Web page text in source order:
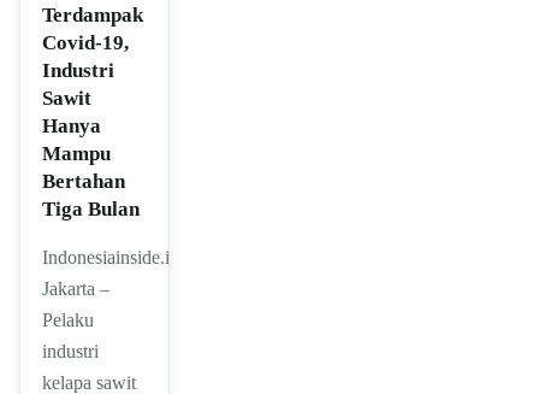
Terdampak
Covid-19,
Industri
Sawit
Hanya
Mampu
Bertahan
Tiga Bulan
Indonesiainside.id,
Jakarta –
Pelaku
industri
kelapa sawit